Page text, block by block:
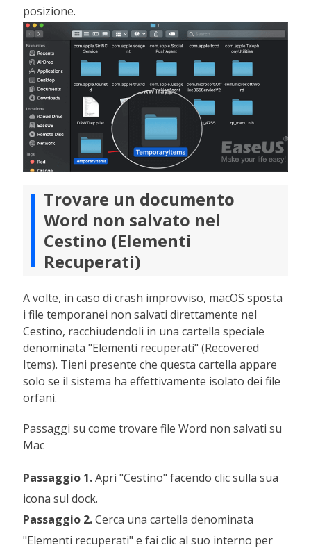
posizione.
Trovare un documento
Word non salvato nel
Cestino (Elementi
Recuperati)
A volte, in caso di crash improvviso, macOS sposta
i file temporanei non salvati direttamente nel
Cestino, racchiudendoli in una cartella speciale
denominata "Elementi recuperati" (Recovered
Items). Tieni presente che questa cartella appare
solo se il sistema ha effettivamente isolato dei file
orfani.
Passaggi su come trovare file Word non salvati su
Mac
Passaggio 1.Apri "Cestino" facendo clic sulla sua
icona sul dock.
Passaggio 2.Cerca una cartella denominata
"Elementi recuperati" e fai clic al suo interno per